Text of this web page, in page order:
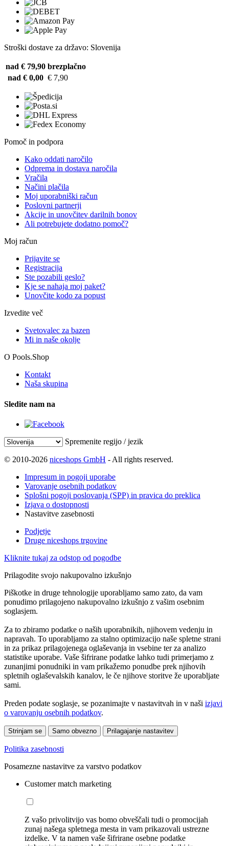
Stroški dostave za državo: Slovenija
nad € 79,90 brezplačno
nad € 0,00 € 7,90
Pomoč in podpora
Kako oddati naročilo
Odprema in dostava naročila
Vračila
Načini plačila
Moj uporabniški račun
Poslovni partnerji
Akcije in unovčitev darilnih bonov
Ali potrebujete dodatno pomoč?
Moj račun
Prijavite se
Registracija
Ste pozabili geslo?
Kje se nahaja moj paket?
Unovčite kodo za popust
Izvedite več
Svetovalec za bazen
Mi in naše okolje
O Pools.Shop
Kontakt
Naša skupina
Sledite nam na
Spremenite regijo / jezik
© 2010-2026 niceshops GmbH - All rights reserved.
Impresum in pogoji uporabe
Varovanje osebnih podatkov
Splošni pogoji poslovanja (SPP) in pravica do preklica
Izjava o dostopnosti
Nastavitve zasebnosti
Podjetje
Druge niceshops trgovine
Kliknite tukaj za odstop od pogodbe
Prilagodite svojo nakupovalno izkušnjo
Piškotke in druge tehnologije uporabljamo samo zato, da vam
ponudimo prilagojeno nakupovalno izkušnjo z vašim osebnim
soglasjem.
Za to zbiramo podatke o naših uporabnikih, njihovem vedenju in
napravah. To uporabljamo za stalno optimizacijo naše spletne strani
in za prikaz prilagojenega oglaševanja in vsebine ter za analizo
statistike uporabe. Vaše šifrirane podatke lahko tudi primerjamo z
zunanjimi ponudniki in vam prikažemo ponudbe prek njihovih
spletnih oglaševalskih kanalov, le če njihove storitve že uporabljate
sami.
Preden podate soglasje, se pozanimajte v nastavitvah in v naši izjavi
o varovanju osebnih podatkov.
Strinjam se Samo obvezno Prilagajanje nastavitev
Politika zasebnosti
Posamezne nastavitve za varstvo podatkov
Customer match marketing
Z vašo privolitvijo vas bomo obveščali tudi o promocijah
zunaj našega spletnega mesta in vam prikazovali ustrezne
izdelke. V ta namen vaše šifrirane osebne podatke